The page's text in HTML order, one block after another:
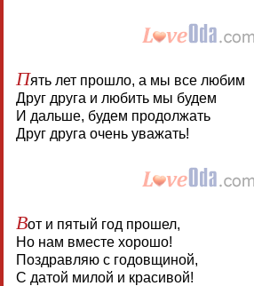
Пять лет прошло, а мы все любим
Друг друга и любить мы будем
И дальше, будем продолжать
Друг друга очень уважать!
Вот и пятый год прошел,
Но нам вместе хорошо!
Поздравляю с годовщиной,
С датой милой и красивой!